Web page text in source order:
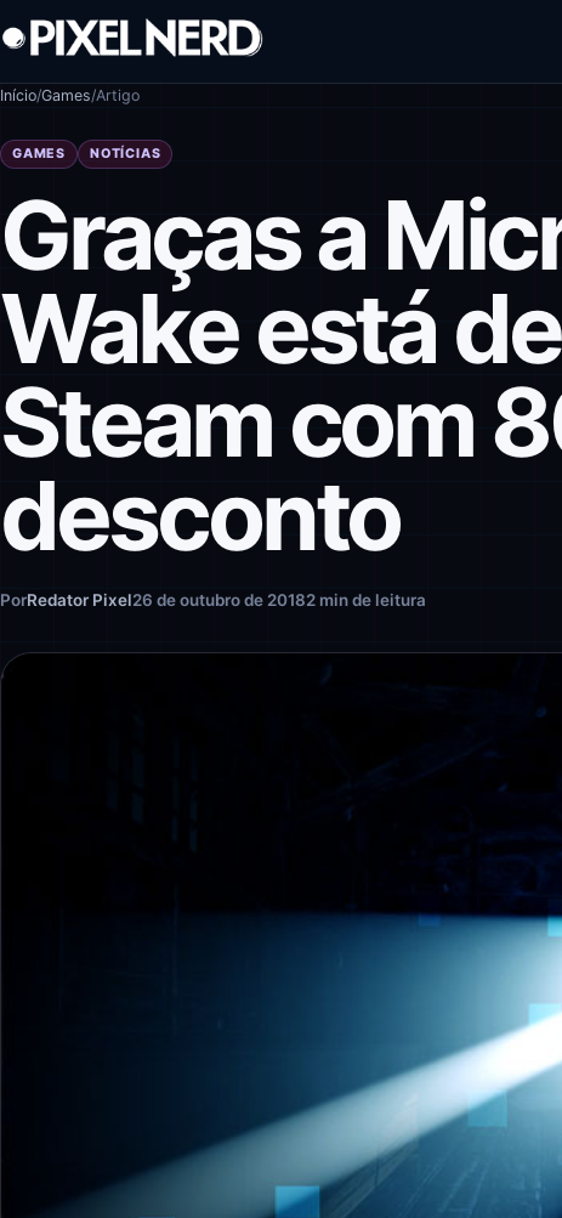
Pular para o conteúdo
Início/Games/Artigo
GAMES NOTÍCIAS
Graças a
Wake está
Steam com
desconto
PorRedator Pixel26 de outubro de 20182 min de leitura